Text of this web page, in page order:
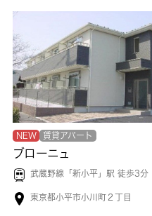
NEW 賃貸アパート
ブローニュ
武蔵野線「 新小平」駅 徒歩3分
東京都小平市小川町２丁目